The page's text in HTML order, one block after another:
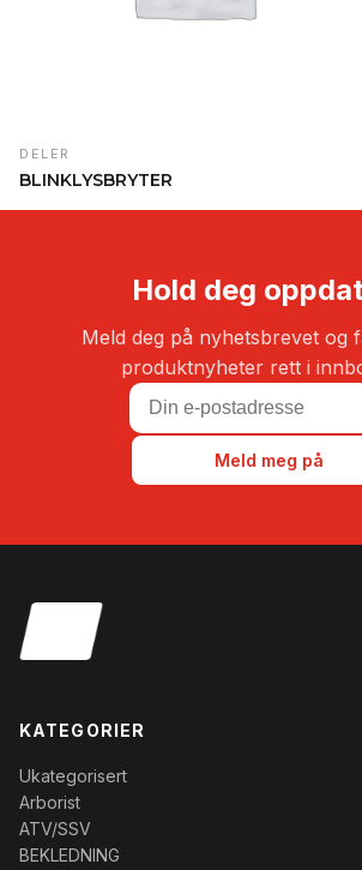
DELER
BLINKLYSBRYTER
Hold deg
Meld deg på nyhetsbrevet og
produktnyheter rett i
Meld meg på
KATEGORIER
Ukategorisert
Arborist
ATV/SSV
BEKLEDNING